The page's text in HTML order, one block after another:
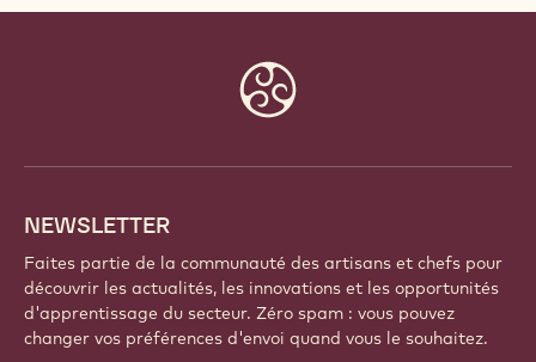
NEWSLETTER
Faites partie de la communauté des artisans et chefs pour
découvrir les actualités, les innovations et les opportunités
d'apprentissage du secteur. Zéro spam : vous pouvez
changer vos préférences d'envoi quand vous le souhaitez.